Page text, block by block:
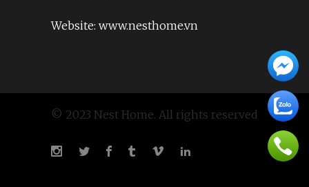
Website: www.nesthome.vn
© 2023 Nest Home. All rights reserved